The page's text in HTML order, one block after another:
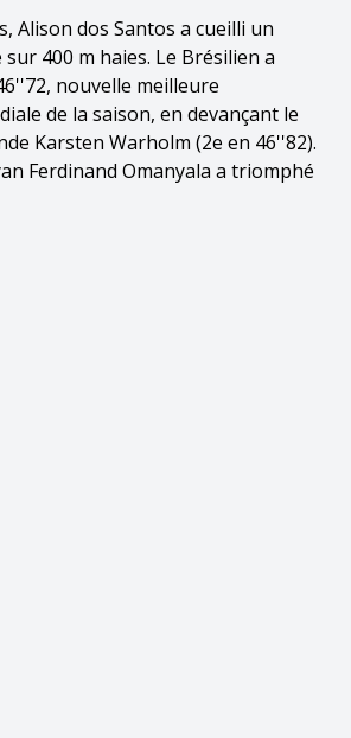
Alison dos Santos a cueilli un
400 m haies. Le Brésilien a
nouvelle meilleure
de la saison, en devançant le
Karsten Warholm (2e en 46''82).
Ferdinand Omanyala a triomphé